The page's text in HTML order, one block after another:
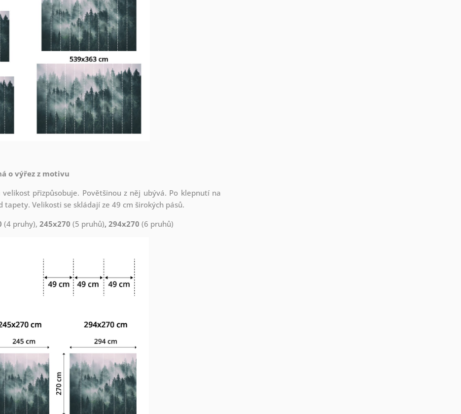
o výřez z motivu
přizpůsobuje. Povětšinou z něj ubývá. Po klepnutí na
Velikosti se skládají ze 49 cm širokých pásů.
(4 pruhy), 245x270 (5 pruhů), 294x270 (6 pruhů)